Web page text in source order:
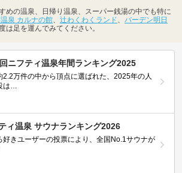
めの温泉、日帰り温泉、スーパー銭湯の中でも特に
泉 カルナの館 辻わくわくランド
バーデン明日
は足を運んでみてください。
ニフティ温泉年間ランキング2025
2.2万件の中から頂点に選ばれた、2025年の人
は…
ィ温泉 サウナランキング2026
好きユーザーの投票により、全国No.1サウナが